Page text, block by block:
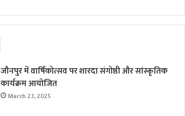
जौनपुर में वार्षिकोत्सव पर शारदा संगोष्ठी और सांस्कृतिक
कार्यक्रम आयोजित
March 23, 2025